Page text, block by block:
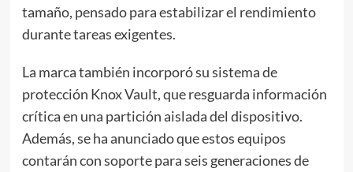
tamaño, pensado para estabilizar el rendimiento
durante tareas exigentes.
La marca también incorporó su sistema de
protección Knox Vault, que resguarda información
crítica en una partición aislada del dispositivo.
Además, se ha anunciado que estos equipos
contarán con soporte para seis generaciones de